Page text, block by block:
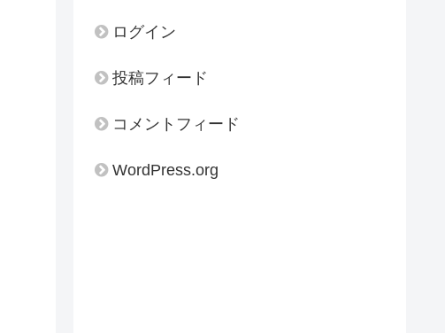
ログイン
投稿フィード
コメントフィード
WordPress.org